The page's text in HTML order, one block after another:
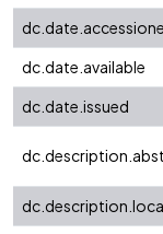
dc.date.available
dc.date.issued